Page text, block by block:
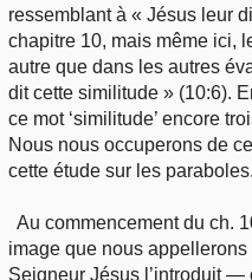
ressemblant à « Jésus leur
chapitre 10, mais même ici,
autre que dans les autres
dit cette similitude » (10:6).
ce mot ‘similitude’ encore
Nous nous occuperons de
cette étude sur les paraboles.
Au commencement du ch.
image que nous appellerons
Seigneur Jésus l’introduit —